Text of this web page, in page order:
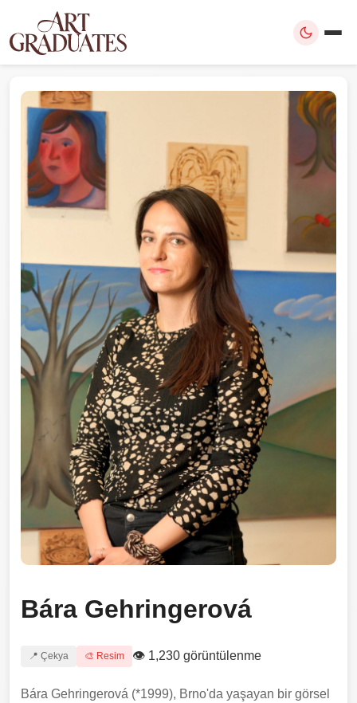
Bára Gehringerová
📍 Çekya 🎨 Resim 👁 1,230 görüntülenme
Bára Gehringerová (*1999), Brno'da yaşayan bir görsel